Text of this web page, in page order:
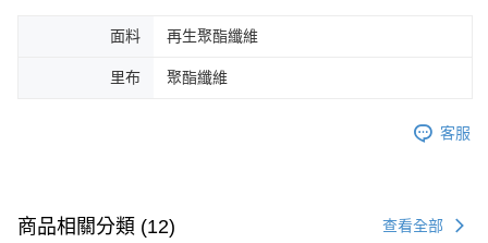
面料 再生聚酯纖維
里布 聚酯纖維
客服
商品相關分類 (12) 查看全部